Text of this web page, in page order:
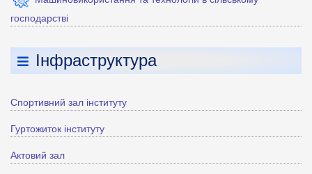
господарстві
Інфраструктура
Спортивний зал інституту
Гуртожиток інституту
Актовий зал